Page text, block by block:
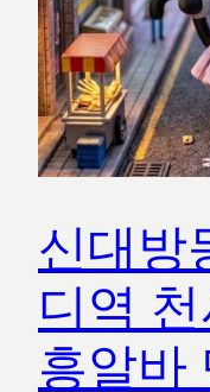
신대방
디역
흥알바